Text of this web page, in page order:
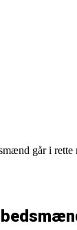
går i rette